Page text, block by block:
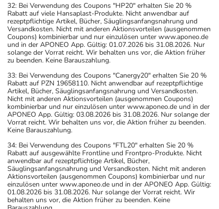
32: Bei Verwendung des Coupons "HP20" erhalten Sie 20 %
Rabatt auf viele Hansaplast-Produkte. Nicht anwendbar auf
rezeptpflichtige Artikel, Bücher, Säuglingsanfangsnahrung und
Versandkosten. Nicht mit anderen Aktionsvorteilen (ausgenommen
Coupons) kombinierbar und nur einzulösen unter www.aponeo.de
und in der APONEO App. Gültig: 01.07.2026 bis 31.08.2026. Nur
solange der Vorrat reicht. Wir behalten uns vor, die Aktion früher
zu beenden. Keine Barauszahlung.
33: Bei Verwendung des Coupons "Canergy20" erhalten Sie 20 %
Rabatt auf PZN 19658110. Nicht anwendbar auf rezeptpflichtige
Artikel, Bücher, Säuglingsanfangsnahrung und Versandkosten.
Nicht mit anderen Aktionsvorteilen (ausgenommen Coupons)
kombinierbar und nur einzulösen unter www.aponeo.de und in der
APONEO App. Gültig: 03.08.2026 bis 31.08.2026. Nur solange der
Vorrat reicht. Wir behalten uns vor, die Aktion früher zu beenden.
Keine Barauszahlung.
34: Bei Verwendung des Coupons "FTL20" erhalten Sie 20 %
Rabatt auf ausgewählte Frontline und Frontpro-Produkte. Nicht
anwendbar auf rezeptpflichtige Artikel, Bücher,
Säuglingsanfangsnahrung und Versandkosten. Nicht mit anderen
Aktionsvorteilen (ausgenommen Coupons) kombinierbar und nur
einzulösen unter www.aponeo.de und in der APONEO App. Gültig:
01.08.2026 bis 31.08.2026. Nur solange der Vorrat reicht. Wir
behalten uns vor, die Aktion früher zu beenden. Keine